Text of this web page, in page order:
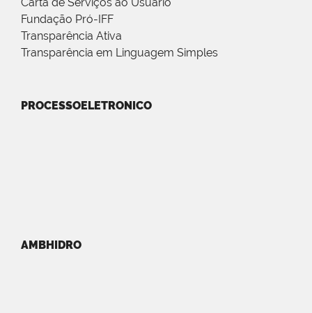
Fundação Pró-IFF
Transparência Ativa
Transparência em Linguagem Simples
PROCESSOELETRONICO
AMBHIDRO